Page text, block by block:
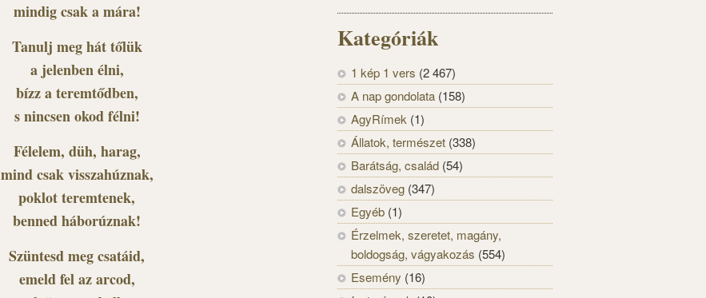
mindig csak a mára!
Tanulj meg hát tőlük
a jelenben élni,
bízz a teremtődben,
s nincsen okod félni!
Félelem, düh, harag,
mind csak visszahúznak,
poklot teremtenek,
benned háborúznak!
Szüntesd meg csatáid,
emeld fel az arcod,
Kategóriák
1 kép 1 vers (2 467)
A nap gondolata (158)
AgyRímek (1)
Állatok, természet (338)
Barátság, család (54)
dalszöveg (347)
Egyéb (1)
Érzelmek, szeretet, magány,
boldogság, vágyakozás (554)
Esemény (16)